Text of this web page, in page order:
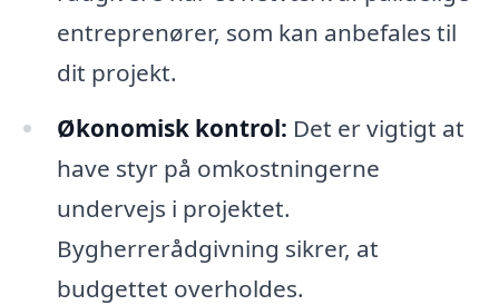
entreprenører, som kan anbefales til
dit projekt.
Økonomisk kontrol: Det er vigtigt at
have styr på omkostningerne
undervejs i projektet.
Bygherrerådgivning sikrer, at
budgettet overholdes.